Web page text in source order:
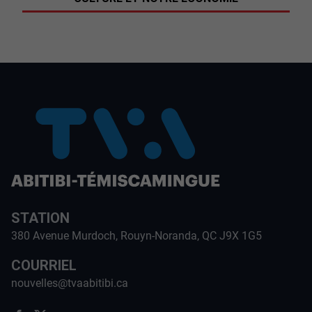
STATION
380 Avenue Murdoch, Rouyn-Noranda, QC J9X 1G5
COURRIEL
nouvelles@tvaabitibi.ca